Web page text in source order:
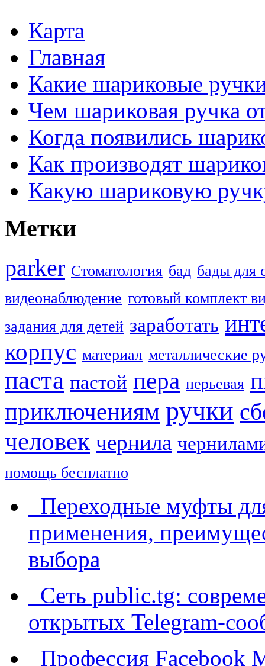
Карта
Главная
Какие шариковые
Чем шариковая ручка
Когда появились
Как производят
Какую шариковую
Метки
parker Стоматология бад бады для
видеонаблюдение готовый комплект
задания для детей заработать
корпус материал металлические
паста пастой пера перьевая
приключениям ручки
человек чернила
помощь бесплатно
Переходные муфты
применения,
выбора
Сеть public.tg:
открытых Telegram-
Профессия Facebook